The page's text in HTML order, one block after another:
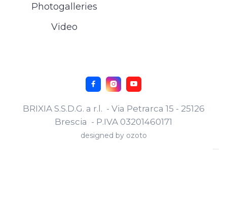
Photogalleries
Video
BRIXIA S.S.D.G. a r.l. - Via Petrarca 15 - 25126
Brescia - P.IVA 03201460171
designed by ozoto
  